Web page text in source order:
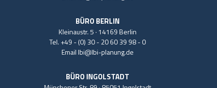
BÜRO BERLIN
Kleinaustr. 5 · 14169 Berlin
Tel. +49 - (0) 30 - 20 60 39 98 - 0
Emaillbi@lbi-planung.de
BÜRO INGOLSTADT